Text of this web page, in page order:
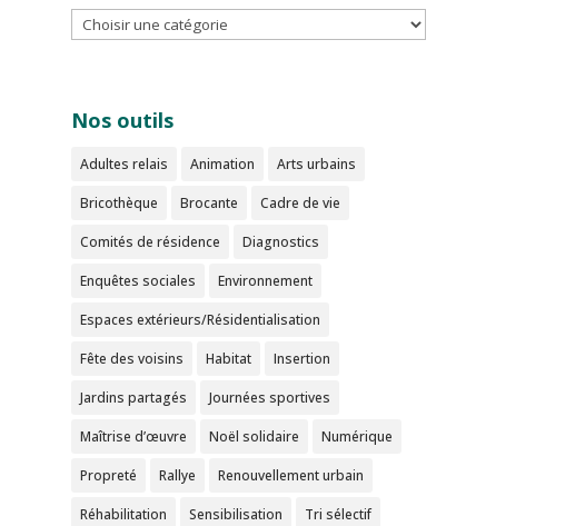
Nos outils
Adultes relais Animation Arts urbains
Bricothèque Brocante Cadre de vie
Comités de résidence Diagnostics
Enquêtes sociales Environnement
Espaces extérieurs/Résidentialisation
Fête des voisins Habitat Insertion
Jardins partagés Journées sportives
Maîtrise d’œuvre Noël solidaire Numérique
Propreté Rallye Renouvellement urbain
Réhabilitation Sensibilisation Tri sélectif